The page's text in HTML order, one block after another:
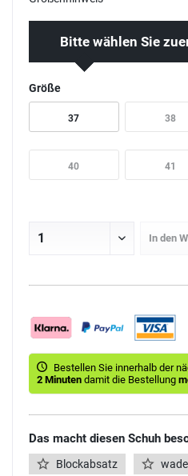
Bitte wählen Sie
Größe
37 38
40 41
In den
Bestellen Sie innerhalb der
2 Minuten damit die Bestellung
Das macht diesen Schuh
Blockabsatz